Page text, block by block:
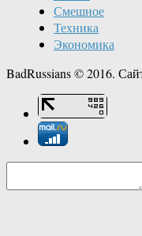
Смешное
Техника
Экономика
BadRussians © 2016.